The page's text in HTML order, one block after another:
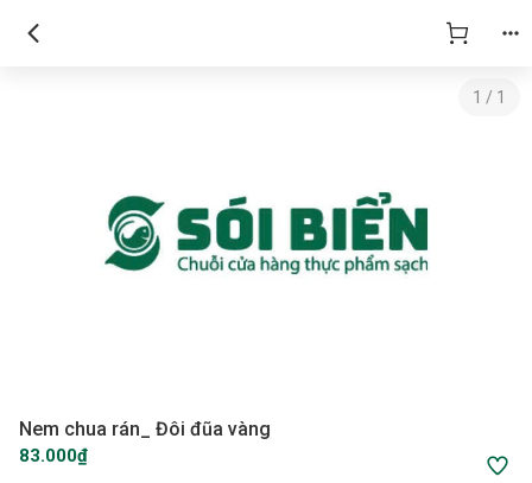
1 / 1
Nem chua rán_ Đôi đũa vàng
83.000₫